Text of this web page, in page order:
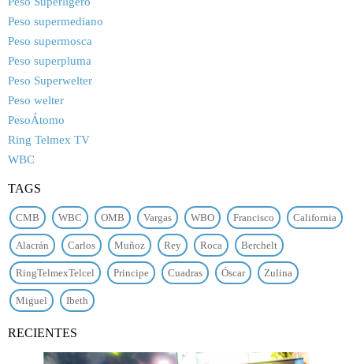
Peso supermediano
Peso supermosca
Peso superpluma
Peso Superwelter
Peso welter
PesoÁtomo
Ring Telmex TV
WBC
TAGS
CMB WBC OMB Vargas WBO Francisco California
Alacrán Carlos Muñoz Rey Roca Berchelt
RingTelmexTelcel Principe Cuadras Óscar Zulina
Miguel Ibeth
RECIENTES